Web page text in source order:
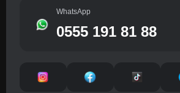
WhatsApp
0555 191 81 88